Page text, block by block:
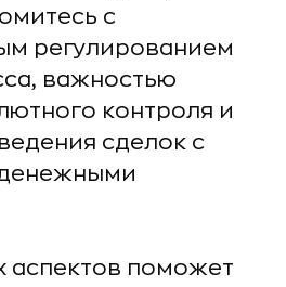
с
регулированием
важностью
контроля и
сделок с
аспектов поможет